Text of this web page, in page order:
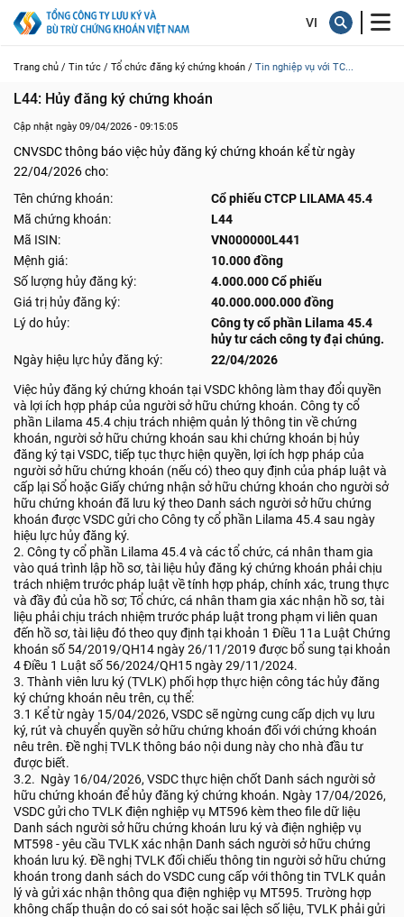
Trang chủ / Tin tức / Tổ chức đăng ký chứng khoán / Tin nghiệp vụ với TC...
L44: Hủy đăng ký chứng khoán
Cập nhật ngày 09/04/2026 - 09:15:05
CNVSDC thông báo việc hủy đăng ký chứng khoán kể từ ngày
22/04/2026 cho:
Tên chứng khoán:
Cổ phiếu CTCP LILAMA 45.4
Mã chứng khoán:
L44
Mã ISIN:
VN000000L441
Mệnh giá:
10.000 đồng
Số lượng hủy đăng ký:
4.000.000 Cổ phiếu
Giá trị hủy đăng ký:
40.000.000.000 đồng
Lý do hủy:
Công ty cổ phần Lilama 45.4
hủy tư cách công ty đại chúng.
Ngày hiệu lực hủy đăng ký:
22/04/2026
Việc hủy đăng ký chứng khoán tại VSDC không làm thay đổi quyền
và lợi ích hợp pháp của người sở hữu chứng khoán. Công ty cổ
phần Lilama 45.4 chịu trách nhiệm quản lý thông tin về chứng
khoán, người sở hữu chứng khoán sau khi chứng khoán bị hủy
đăng ký tại VSDC, tiếp tục thực hiện quyền, lợi ích hợp pháp của
người sở hữu chứng khoán (nếu có) theo quy định của pháp luật và
cấp lại Sổ hoặc Giấy chứng nhận sở hữu chứng khoán cho người sở
hữu chứng khoán đã lưu ký theo Danh sách người sở hữu chứng
khoán được VSDC gửi cho Công ty cổ phần Lilama 45.4 sau ngày
hiệu lực hủy đăng ký.
2. Công ty cổ phần Lilama 45.4 và các tổ chức, cá nhân tham gia
vào quá trình lập hồ sơ, tài liệu hủy đăng ký chứng khoán phải chịu
trách nhiệm trước pháp luật về tính hợp pháp, chính xác, trung thực
và đầy đủ của hồ sơ; Tổ chức, cá nhân tham gia xác nhận hồ sơ, tài
liệu phải chịu trách nhiệm trước pháp luật trong phạm vi liên quan
đến hồ sơ, tài liệu đó theo quy định tại khoản 1 Điều 11a Luật Chứng
khoán số 54/2019/QH14 ngày 26/11/2019 được bổ sung tại khoản
4 Điều 1 Luật số 56/2024/QH15 ngày 29/11/2024.
3. Thành viên lưu ký (TVLK) phối hợp thực hiện công tác hủy đăng
ký chứng khoán nêu trên, cụ thể:
3.1 Kể từ ngày 15/04/2026, VSDC sẽ ngừng cung cấp dịch vụ lưu
ký, rút và chuyển quyền sở hữu chứng khoán đối với chứng khoán
nêu trên. Đề nghị TVLK thông báo nội dung này cho nhà đầu tư
được biết.
3.2. Ngày 16/04/2026, VSDC thực hiện chốt Danh sách người sở
hữu chứng khoán để hủy đăng ký chứng khoán. Ngày 17/04/2026,
VSDC gửi cho TVLK điện nghiệp vụ MT596 kèm theo file dữ liệu
Danh sách người sở hữu chứng khoán lưu ký và điện nghiệp vụ
MT598 - yêu cầu TVLK xác nhận Danh sách người sở hữu chứng
khoán lưu ký. Đề nghị TVLK đối chiếu thông tin người sở hữu chứng
khoán trong danh sách do VSDC cung cấp với thông tin TVLK quản
lý và gửi xác nhận thông qua điện nghiệp vụ MT595. Trường hợp
không chấp thuận do có sai sót hoặc sai lệch số liệu, TVLK phải gửi